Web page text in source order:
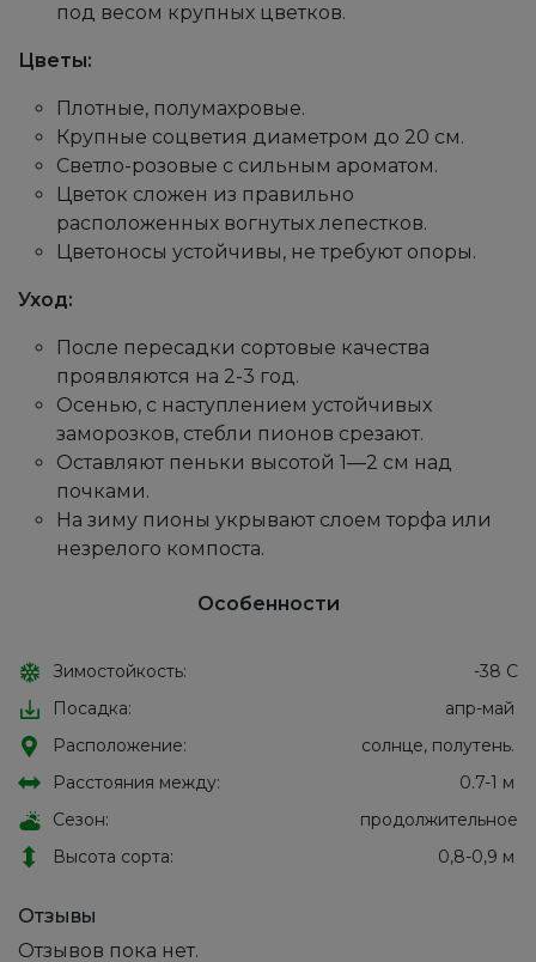
под весом крупных цветков.
Цветы:
Плотные, полумахровые.
Крупные соцветия диаметром до 20 см.
Светло-розовые с сильным ароматом.
Цветок сложен из правильно
расположенных вогнутых лепестков.
Цветоносы устойчивы, не требуют опоры.
Уход:
После пересадки сортовые качества
проявляются на 2-3 год.
Осенью, с наступлением устойчивых
заморозков, стебли пионов срезают.
Оставляют пеньки высотой 1—2 см над
почками.
На зиму пионы укрывают слоем торфа или
незрелого компоста.
Особенности
Зимостойкость:
-38 С
Посадка:
апр-май
Расположение:
солнце, полутень.
Расстояния между:
0.7-1 м
Сезон:
продолжительное
Высота сорта:
0,8-0,9 м
Отзывы
Отзывов пока нет.